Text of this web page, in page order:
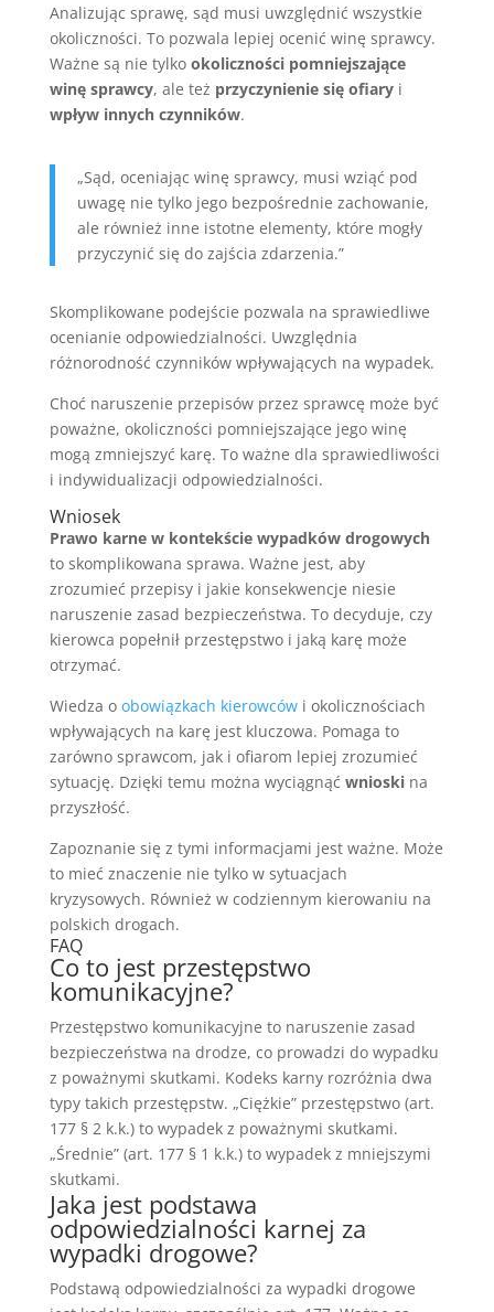
Analizując sprawę, sąd musi uwzględnić wszystkie
okoliczności. To pozwala lepiej ocenić winę sprawcy.
Ważne są nie tylko okoliczności pomniejszające
winę sprawcy, ale też przyczynienie się ofiaryi
wpływ innych czynników.
„Sąd, oceniając winę sprawcy, musi wziąć pod
uwagę nie tylko jego bezpośrednie zachowanie,
ale również inne istotne elementy, które mogły
przyczynić się do zajścia zdarzenia.”
Skomplikowane podejście pozwala na sprawiedliwe
ocenianie odpowiedzialności. Uwzględnia
różnorodność czynników wpływających na wypadek.
Choć naruszenie przepisów przez sprawcę może być
poważne, okoliczności pomniejszające jego winę
mogą zmniejszyć karę. To ważne dla sprawiedliwości
i indywidualizacji odpowiedzialności.
Wniosek
Prawo karne w kontekście wypadków drogowych
to skomplikowana sprawa. Ważne jest, aby
zrozumieć przepisy i jakie konsekwencje niesie
naruszenie zasad bezpieczeństwa. To decyduje, czy
kierowca popełnił przestępstwo i jaką karę może
otrzymać.
Wiedza o obowiązkach kierowcówi okolicznościach
wpływających na karę jest kluczowa. Pomaga to
zarówno sprawcom, jak i ofiarom lepiej zrozumieć
sytuację. Dzięki temu można wyciągnąć wnioskina
przyszłość.
Zapoznanie się z tymi informacjami jest ważne. Może
to mieć znaczenie nie tylko w sytuacjach
kryzysowych. Również w codziennym kierowaniu na
polskich drogach.
FAQ
Co to jest przestępstwo
komunikacyjne?
Przestępstwo komunikacyjne to naruszenie zasad
bezpieczeństwa na drodze, co prowadzi do wypadku
z poważnymi skutkami. Kodeks karny rozróżnia dwa
typy takich przestępstw. „Ciężkie” przestępstwo (art.
177 § 2 k.k.) to wypadek z poważnymi skutkami.
„Średnie” (art. 177 § 1 k.k.) to wypadek z mniejszymi
skutkami.
Jaka jest podstawa
odpowiedzialności karnej za
wypadki drogowe?
Podstawą odpowiedzialności za wypadki drogowe